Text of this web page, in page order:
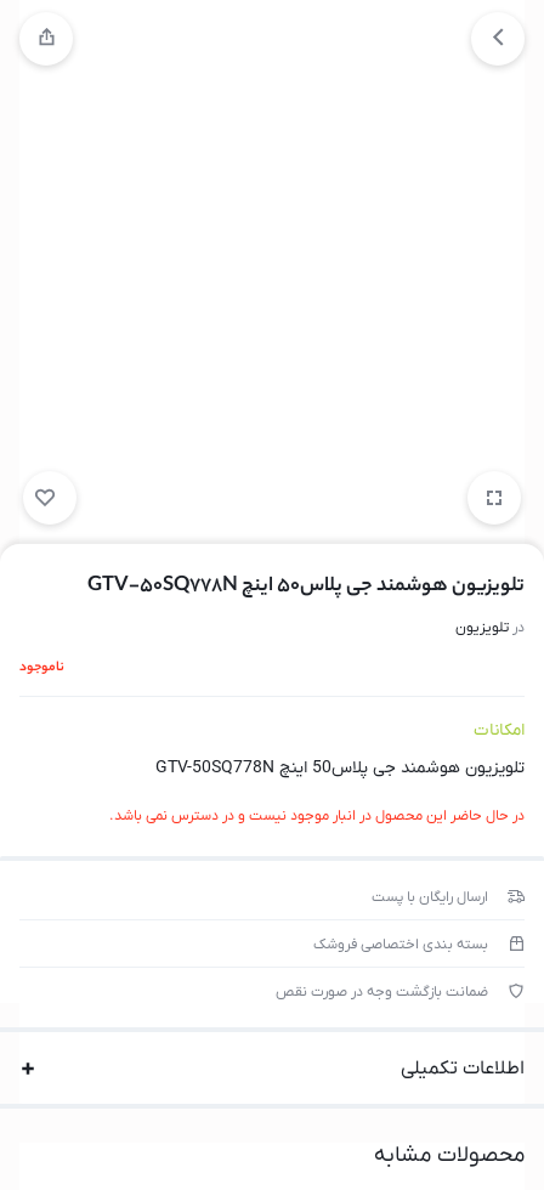
تلویزیون هوشمند جی پلاس50 اینچ GTV-50SQ778N
در تلویزیون
ناموجود
امکانات
تلویزیون هوشمند جی پلاس50 اینچ GTV-50SQ778N
در حال حاضر این محصول در انبار موجود نیست و در دسترس نمی باشد.
ارسال رایگان با پست
بسته بندی اختصاصی فروشک
ضمانت بازگشت وجه در صورت نقص
اطلاعات تکمیلی
محصولات مشابه